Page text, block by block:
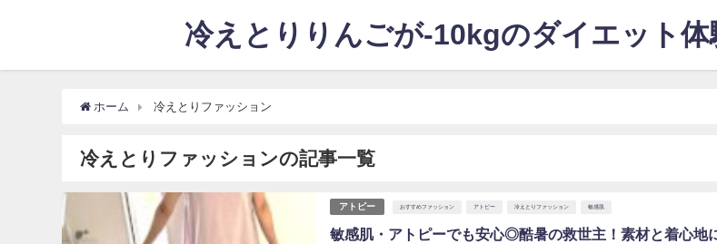
冷えとりりんごが-10kgのダイエット
ホーム 冷えとりファッション
冷えとりファッションの記事一覧
アトピー おすすめファッション アトピー 冷えとりファッション 敏感肌
敏感肌・アトピーでも安心◎酷暑の救世主！素材と着心地